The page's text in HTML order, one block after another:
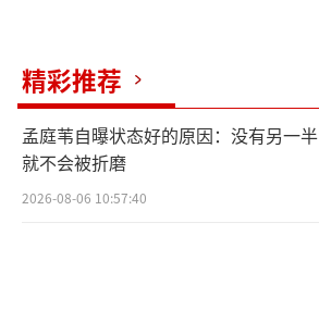
精彩推荐
孟庭苇自曝状态好的原因：没有另一半
就不会被折磨
2026-08-06 10:57:40